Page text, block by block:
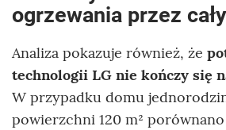
ogrzewania przez
Analiza pokazuje również, że
technologii LG nie kończy się
W przypadku domu
powierzchni 120 m²